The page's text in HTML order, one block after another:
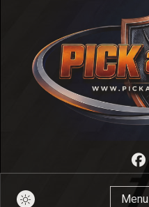
Pick And Roll
Menu